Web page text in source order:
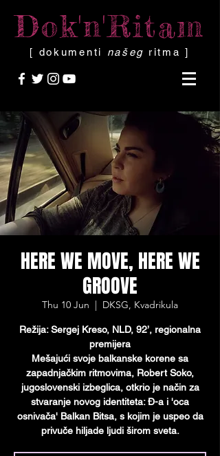
Dok'n'Ritam
[ dokumenti našeg ritma ]
HERE WE MOVE, HERE WE
GROOVE
Thu 10 Jun
  |
DKSG, Kvadrikula
Režija: Sergej Кreso, NLD, 92’, regionalna
premijera
Mešajući svoje balkanske korene sa
zapadnjačkim ritmovima, Robert Soko,
jugoslovenski izbeglica, otkrio je način za
stvaranje novog identiteta: Đ-a i 'oca
osnivača' Balkan Bitsa, s kojim je uspeo da
privuče hiljade ljudi širom sveta.